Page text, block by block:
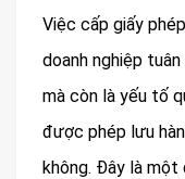
Việc cấp giấy
doanh nghiệp
mà còn là yếu tố
được phép lưu
không. Đây là